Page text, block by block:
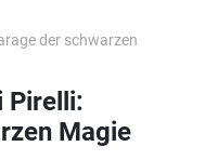
der schwarzen
Pirelli:
Magie